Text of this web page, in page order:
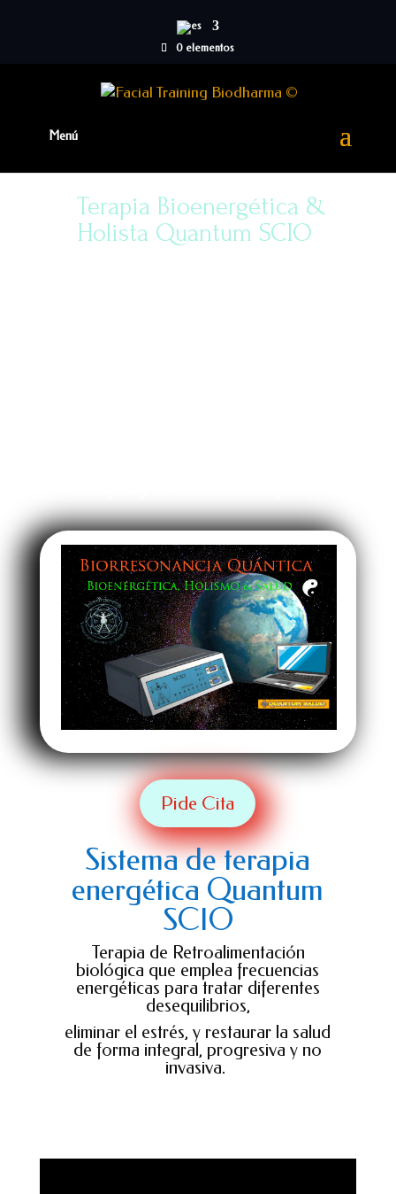
0 elementos
Terapia Bioenergética &
Holista Quantum SCIO
Pide Cita
Sistema de terapia
energética Quantum
SCIO
Terapia de Retroalimentación
biológica que emplea frecuencias
energéticas para tratar diferentes
desequilibrios,
eliminar el estrés, y restaurar la salud
de forma integral, progresiva y no
invasiva.